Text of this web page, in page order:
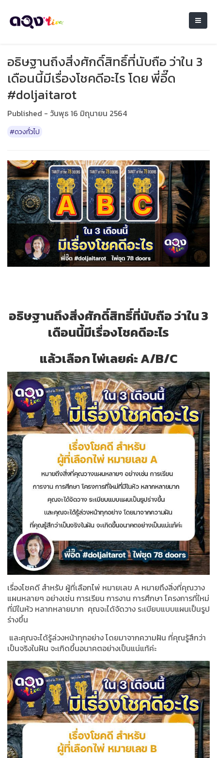
อธิษฐานถึงสิ่งศักดิ์สิทธิ์ที่นับถือ ว่าใน 3
เดือนนี้มีเรื่องโชคดีอะไร โดย พี่อี๊ด
#doljaitarot
Published - วันพุธ 16 มิถุนายน 2564
#ดวงทั่วไป
อธิษฐานถึงสิ่งศักดิ์สิทธิ์ที่นับถือ ว่าใน 3
เดือนนี้มีเรื่องโชคดีอะไร
แล้วเลือก ไพ่เลยค่ะA/B/C
เรื่องโชคดี สำหรับ ผู้ที่เลือกไพ่ หมายเลข A หมายถึงสิ่งที่คุณวาง
แผนหลายๆ อย่างเช่น การเรียน การงาน การศึกษา โครงการที่ใหม่
ที่มีในหัว หลากหลายมาก คุณจะได้จัดวาง ระเบียบแบบแผนเป็นรูป
ร่างขึ้น
และคุณจะได้รู้ล่วงหน้าทุกอย่าง โดยมาจากความฝัน ที่คุณรู้สึกว่า
เป็นจริงในฝัน จะเกิดขึ้นอนาคตอย่างเป็นแน่แท้ค่ะ